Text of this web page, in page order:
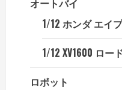
オートバイ
1/12 ホンダ エイ
1/12 XV1600 ロー
ロボット